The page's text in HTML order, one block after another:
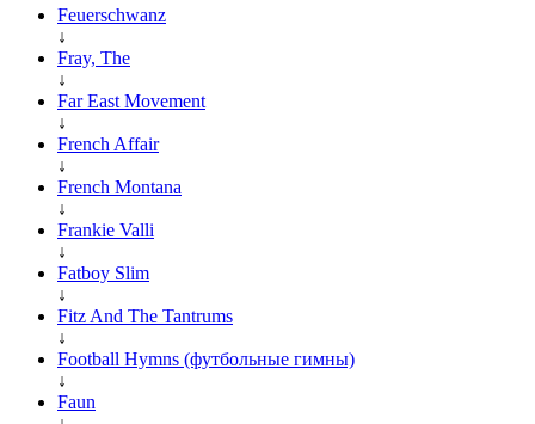
Feuerschwanz
↓
Fray, The
↓
Far East Movement
↓
French Affair
↓
French Montana
↓
Frankie Valli
↓
Fatboy Slim
↓
Fitz And The Tantrums
↓
Football Hymns (футбольные гимны)
↓
Faun